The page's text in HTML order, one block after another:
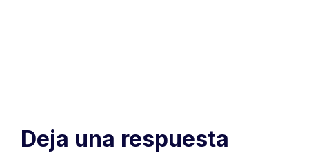
Deja una respuesta